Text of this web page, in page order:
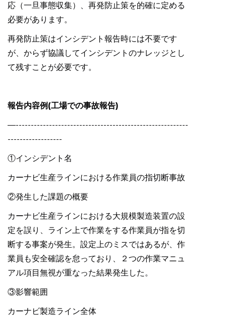
応（一旦事態収集）、再発防止策を的確に定める
必要があります。
再発防止策はインシデント報告時には不要です
が、からず協議してインシデントのナレッジとし
て残すことが必要です。
報告内容例(工場での事故報告)
—---------------------------------------------------------
------------------
①インシデント名
カーナビ生産ラインにおける作業員の指切断事故
②発生した課題の概要
カーナビ生産ラインにおける大規模製造装置の設
定を誤り、ライン上で作業をする作業員が指を切
断する事案が発生。設定上のミスではあるが、作
業員も安全確認を怠っており、２つの作業マニュ
アル項目無視が重なった結果発生した。
③影響範囲
カーナビ製造ライン全体